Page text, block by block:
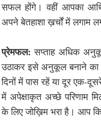
सफल होंगे। वहीं आपका
अपने बेतहाशा ख़र्चों में लगाम
प्रेमफल: सप्ताह अधिक
उठाकर इसे अनुकूल बनाने
दिनों में पास रहें या दूर एक-
में अपेक्षाकृत अच्छे परिणाम
के लिए जोख़िम भरा है। आप